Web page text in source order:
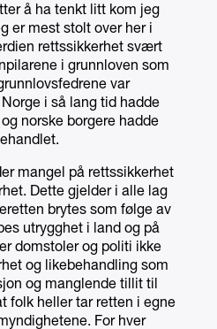
å ha tenkt litt kom jeg
er mest stolt over her i
rettssikkerhet svært
i grunnloven som
var
i så lang tid hadde
norske borgere hadde
mangel på rettssikkerhet
Dette gjelder i alle lag
brytes som følge av
utrygghet i land og på
domstoler og politi ikke
og likebehandling som
og manglende tillit til
folk heller tar retten i egne
For hver